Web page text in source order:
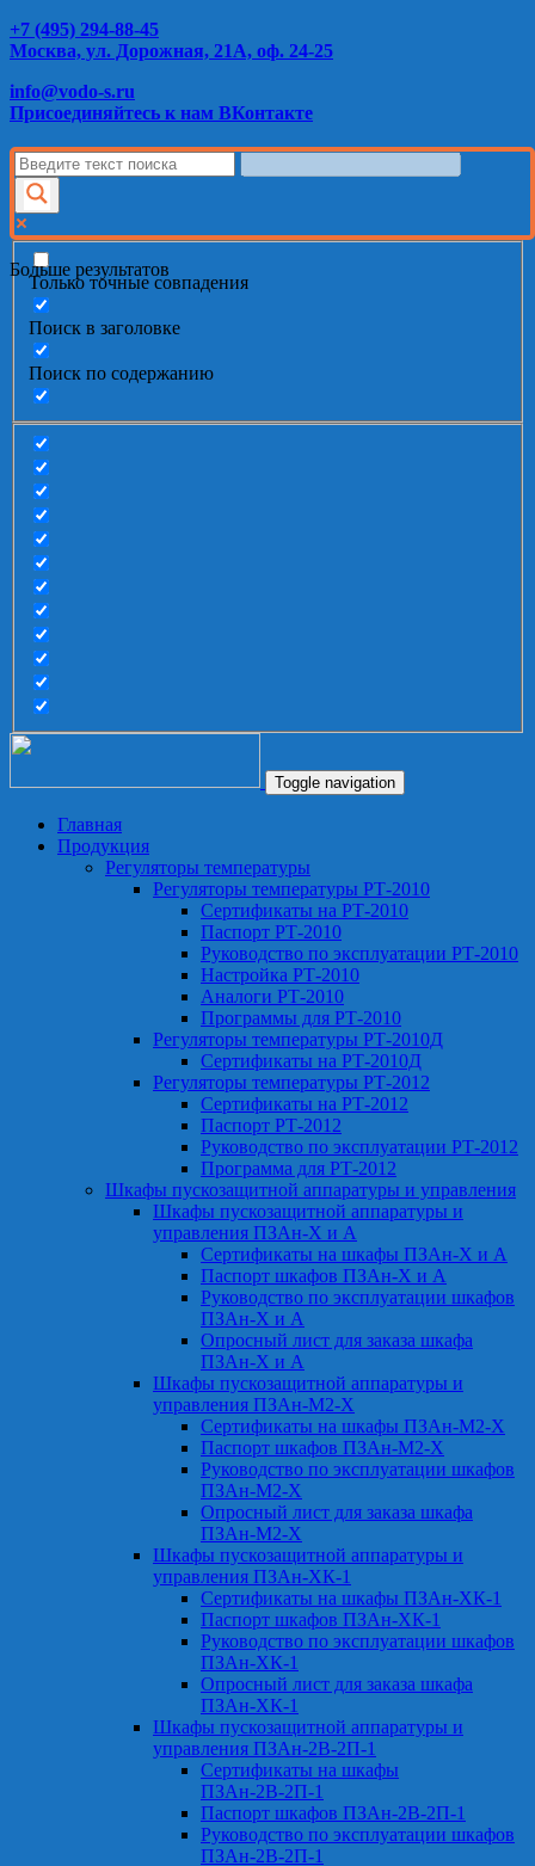
+7 (495) 294-88-45
Москва, ул. Дорожная, 21А, оф. 24-25
info@vodo-s.ru
Присоединяйтесь к нам ВКонтакте
Больше результатов
Только точные совпадения
Поиск в заголовке
Поиск по содержанию
Toggle navigation
Главная
Продукция
Регуляторы температуры
Регуляторы температуры РТ-2010
Сертификаты на РТ-2010
Паспорт РТ-2010
Руководство по эксплуатации РТ-2010
Настройка РТ-2010
Аналоги РТ-2010
Программы для РТ-2010
Регуляторы температуры РТ-2010Д
Сертификаты на РТ-2010Д
Регуляторы температуры РТ-2012
Сертификаты на РТ-2012
Паспорт РТ-2012
Руководство по эксплуатации РТ-2012
Программа для РТ-2012
Шкафы пускозащитной аппаратуры и управления
Шкафы пускозащитной аппаратуры и
управления ПЗАн-Х и А
Сертификаты на шкафы ПЗАн-Х и А
Паспорт шкафов ПЗАн-Х и А
Руководство по эксплуатации шкафов
ПЗАн-Х и А
Опросный лист для заказа шкафа
ПЗАн-Х и А
Шкафы пускозащитной аппаратуры и
управления ПЗАн-М2-Х
Сертификаты на шкафы ПЗАн-М2-Х
Паспорт шкафов ПЗАн-М2-Х
Руководство по эксплуатации шкафов
ПЗАн-М2-Х
Опросный лист для заказа шкафа
ПЗАн-М2-Х
Шкафы пускозащитной аппаратуры и
управления ПЗАн-ХК-1
Сертификаты на шкафы ПЗАн-ХК-1
Паспорт шкафов ПЗАн-ХК-1
Руководство по эксплуатации шкафов
ПЗАн-ХК-1
Опросный лист для заказа шкафа
ПЗАн-ХК-1
Шкафы пускозащитной аппаратуры и
управления ПЗАн-2В-2П-1
Сертификаты на шкафы
ПЗАн-2В-2П-1
Паспорт шкафов ПЗАн-2В-2П-1
Руководство по эксплуатации шкафов
ПЗАн-2В-2П-1